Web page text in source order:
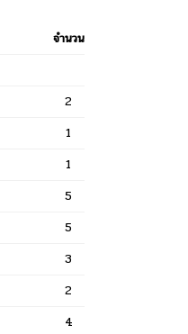
จำนวน
2
1
1
5
5
3
2
4